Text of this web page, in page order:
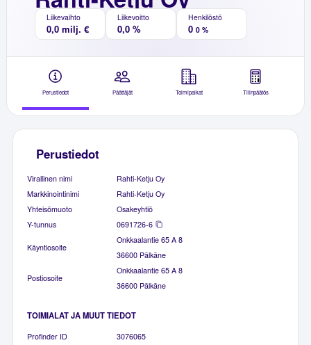
Liikevaihto
0,0 milj. €
Liikevoitto
0,0 %
Henkilöstö
0 0 %
Perustiedot Päättäjät Toimipaikat Tilinpäätös
Perustiedot
Virallinen nimi
Rahti-Ketju Oy
Markkinointinimi
Rahti-Ketju Oy
Yhteisömuoto
Osakeyhtiö
Y-tunnus
0691726-6
Käyntiosoite
Onkkaalantie 65 A 8
36600 Pälkäne
Postiosoite
Onkkaalantie 65 A 8
36600 Pälkäne
TOIMIALAT JA MUUT TIEDOT
Profinder ID
3076065